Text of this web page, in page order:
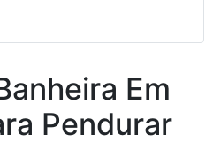
Em
Pendurar